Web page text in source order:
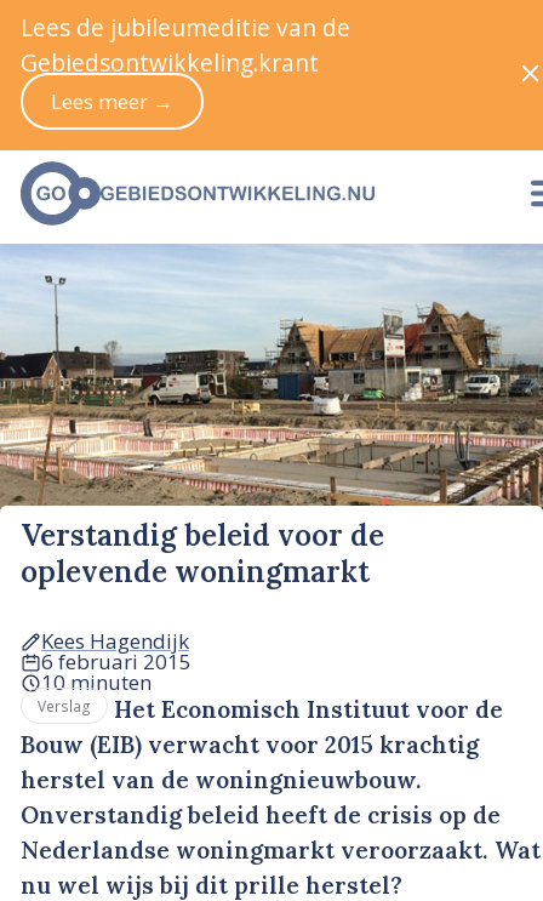
Verstandig beleid voor de
oplevende woningmarkt
Kees Hagendijk
6 februari 2015
10 minuten
Verslag
Het Economisch Instituut voor de
Bouw (EIB) verwacht voor 2015 krachtig
herstel van de woningnieuwbouw.
Onverstandig beleid heeft de crisis op de
Nederlandse woningmarkt veroorzaakt.
nu wel wijs bij dit prille herstel?
Lees de jubileumeditie van de
Gebiedsontwikkeling.krant
Lees meer →